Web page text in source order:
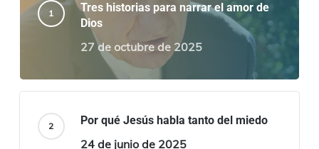
Tres historias para narrar el amor de
Dios
27 de octubre de 2025
Por qué Jesús habla tanto del miedo
24 de junio de 2025